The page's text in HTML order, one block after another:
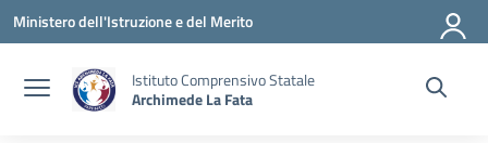
Vai ai contenuti
Vai al menu di navigazione
Vai al footer
Ministero dell'Istruzione e del Merito
Istituto Comprensivo Statale
Archimede La Fata